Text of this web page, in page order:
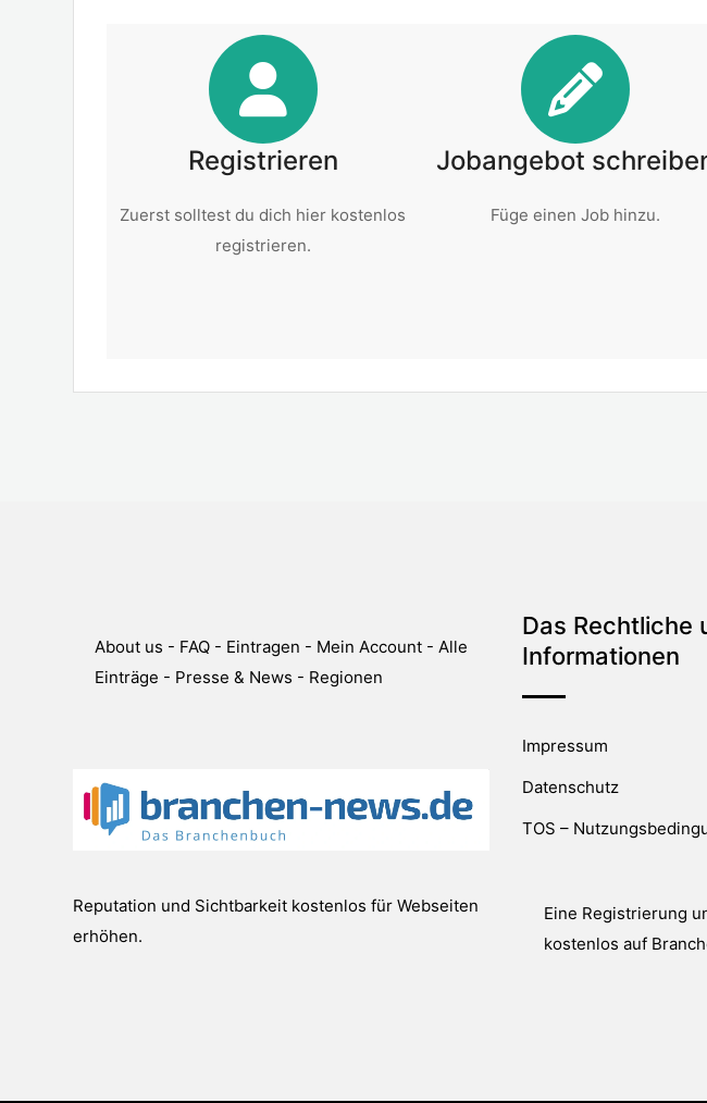
Registrieren
Zuerst solltest du dich hier kostenlos
registrieren.
Jobangebot
Füge einen Job hinzu.
About us - FAQ - Eintragen - Mein Account - Alle
Einträge - Presse & News - Regionen
Reputation und Sichtbarkeit kostenlos für Webseiten
erhöhen.
Das Rechtliche
Informationen
Impressum
Datenschutz
TOS –
Eine Registrierung
kostenlos auf